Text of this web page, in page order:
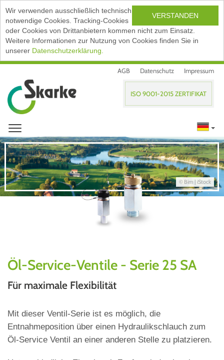
VERSTANDEN
Wir verwenden ausschließlich technisch
notwendige Cookies. Tracking-Cookies
oder Cookies von Drittanbietern kommen nicht zum Einsatz.
Weitere Informationen zur Nutzung von Cookies finden Sie in
unserer Datenschutzerklärung.
AGB Datenschutz Impressum
ISO 9001-2015 ZERTIFIKAT
© Bim | iStock
Öl-Service-Ventile - Serie 25 SA
Für maximale Flexibilität
Mit dieser Ventil-Serie ist es möglich, die
Entnahmeposition über einen Hydraulikschlauch zum
Öl-Service Ventil an einer anderen Stelle zu platzieren.